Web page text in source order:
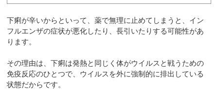
下痢が辛いからといって、薬で無理に止めてしまうと、イン
フルエンザの症状が悪化したり、長引いたりする可能性があ
ります。
その理由は、下痢は発熱と同じく体がウイルスと戦うための
免疫反応のひとつで、ウイルスを外に強制的に排出している
状態だからです。